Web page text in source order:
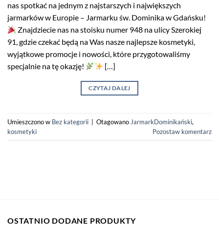
nas spotkać na jednym z najstarszych i największych
jarmarków w Europie – Jarmarku św. Dominika w Gdańsku!
Znajdziecie nas na stoisku numer 948 na ulicy Szerokiej
91, gdzie czekać będą na Was nasze najlepsze kosmetyki,
wyjątkowe promocje i nowości, które przygotowaliśmy
specjalnie na tę okazję!
[…]
CZYTAJ DALEJ
Umieszczono w Bez kategorii Otagowano JarmarkDominikański,
kosmetyki
Pozostaw komentarz
OSTATNIO DODANE PRODUKTY